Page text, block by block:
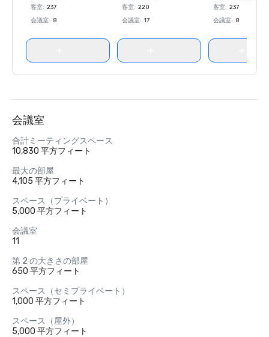
客室: 237
会議室: 8
客室: 220
会議室: 17
客室: 237
会議室: 8
会議室
合計ミーティングスペース
10,830 平方フィート
最大の部屋
4,105 平方フィート
スペース（プライベート）
5,000 平方フィート
会議室
11
第 2 の大きさの部屋
650 平方フィート
スペース（セミプライベート）
1,000 平方フィート
スペース（屋外）
5,000 平方フィート